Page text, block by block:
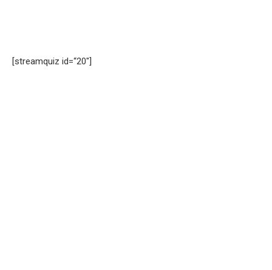
[streamquiz id=“20″]